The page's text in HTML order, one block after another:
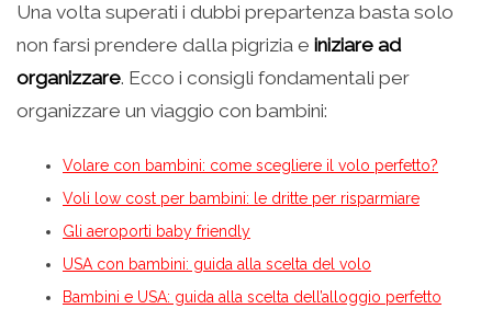
Una volta superati i dubbi prepartenza basta solo
non farsi prendere dalla pigrizia e iniziare ad
organizzare. Ecco i consigli fondamentali per
organizzare un viaggio con bambini:
Volare con bambini: come scegliere il volo perfetto?
Voli low cost per bambini: le dritte per risparmiare
Gli aeroporti baby friendly
USA con bambini: guida alla scelta del volo
Bambini e USA: guida alla scelta dell’alloggio perfetto